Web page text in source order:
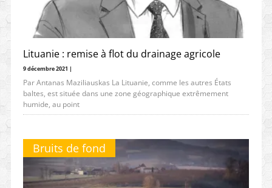
Lituanie : remise à flot du drainage agricole
9 décembre 2021 |
Par Antanas Maziliauskas La Lituanie, comme les autres États
baltes, est située dans une zone géographique extrêmement
humide, au point
Bruits de fond